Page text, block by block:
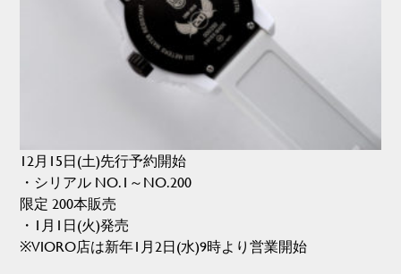
12月15日(土)先行予約開始
・シリアル NO.1～NO.200
限定 200本販売
・1月1日(火)発売
※VIORO店は新年1月2日(水)9時より営業開始